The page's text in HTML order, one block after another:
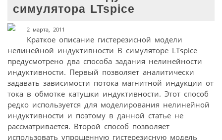
симулятора LTspice
2 марта, 2011
Краткое описание гистерезисной модели
нелинейной индуктивности В симуляторе LTspice
предусмотрено два способа задания нелинейности
индуктивности. Первый позволяет аналитически
задавать зависимости потока магнитной индукции от
тока в обмотке катушки индуктивности. Этот способ
редко используется для моделирования нелинейной
индуктивности и поэтому в данной статье не
рассматривается. Второй способ позволяет
использовать упрощенную гистерезисную модель